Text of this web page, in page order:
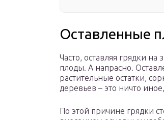
Оставленные
Часто, оставляя грядки
плоды. А напрасно.
растительные остатки,
деревьев – это ничто
По этой причине грядки